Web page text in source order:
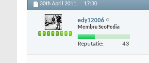
30th April 2011, 17:30
edy12006
Membru SeoPedia
Reputatie: 43